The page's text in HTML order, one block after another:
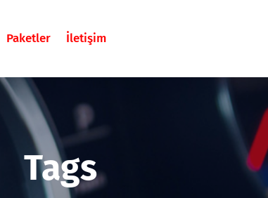
Paketler İletişim
Tags